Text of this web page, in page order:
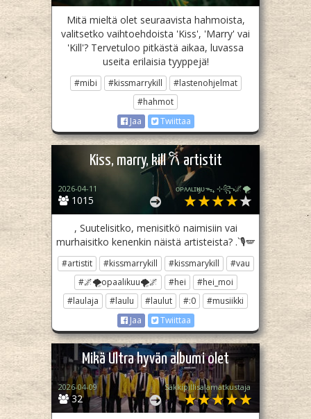
Mitä mieltä olet seuraavista hahmoista,
valitsetko vaihtoehdoista 'Kiss', 'Marry' vai
'Kill'? Tervetuloo pitkästä aikaa, luvassa
useita erilaisia tyyppejä!
#mibi #kissmarrykill
#lastenohjelmat
#hahmot
Jaa
Twiittaa
Kiss, marry, kill 𐙚 artistit
1015
2026-04-11 ᴏᴘᴀᴀʟɪӄᴜᴜᯓ₊ ⊹꧂🌌🌪
, Suutelisitko, menisitkö naimisiin vai
murhaisitko kenenkin näistä artisteista? .`🎙🪽
#artistit #kissmarrykill #kissmarykill
#vau
#🌌🌪opaalikuu🌪🌌
#hei
#hei_moi
#laulaja
#laulu #laulut #:0
#musiikki
Jaa
Twiittaa
Mikä Ultra hyvän albumi olet
32
2026-04-09 Säkkipillisalamatkustaja